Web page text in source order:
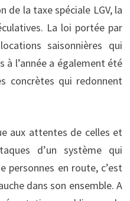
de la taxe spéciale LGV, la
La loi portée par
saisonnières qui
à l’année a également été
concrètes qui redonnent
aux attentes de celles et
d’un système qui
personnes en route, c’est
dans son ensemble. A